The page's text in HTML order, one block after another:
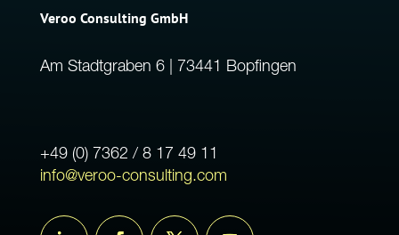
Veroo Consulting GmbH
Am Stadtgraben 6 | 73441 Bopfingen
+49 (0) 7362 / 8 17 49 11
info@veroo-consulting.com